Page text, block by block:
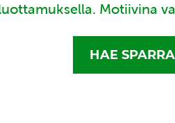
Motiivina
HAE